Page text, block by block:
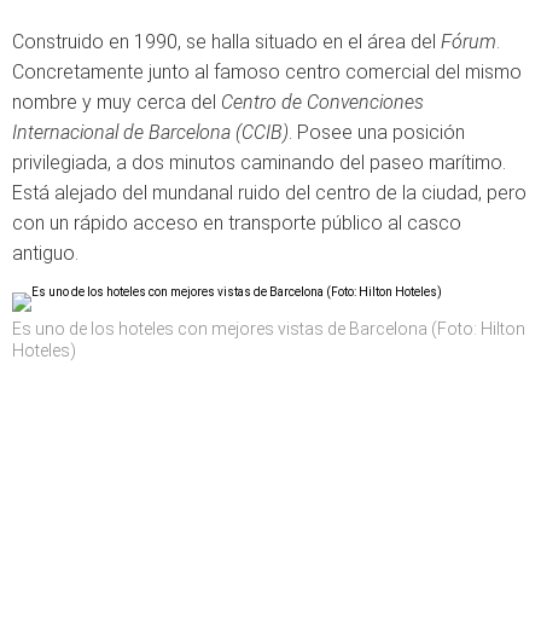
Construido en 1990, se halla situado en el área del Fórum.
Concretamente junto al famoso centro comercial del mismo
nombre y muy cerca del Centro de Convenciones
Internacional de Barcelona (CCIB). Posee una posición
privilegiada, a dos minutos caminando del paseo marítimo.
Está alejado del mundanal ruido del centro de la ciudad, pero
con un rápido acceso en transporte público al casco
antiguo.
Es uno de los hoteles con mejores vistas de Barcelona (Foto: Hilton
Hoteles)